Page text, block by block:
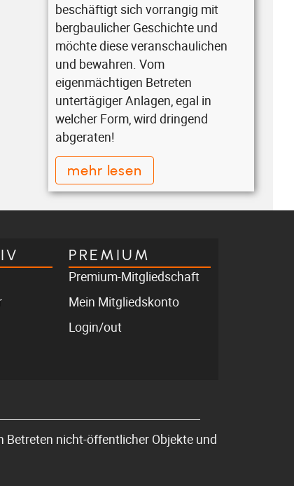
beschäftigt sich vorrangig mit
bergbaulicher Geschichte und
möchte diese veranschaulichen
und bewahren. Vom
eigenmächtigen Betreten
untertägiger Anlagen, egal in
welcher Form, wird dringend
abgeraten!
mehr lesen
PREMIUM
Premium-Mitgliedschaft
Mein Mitgliedskonto
Login/out
Betreten nicht-öffentlicher Objekte und